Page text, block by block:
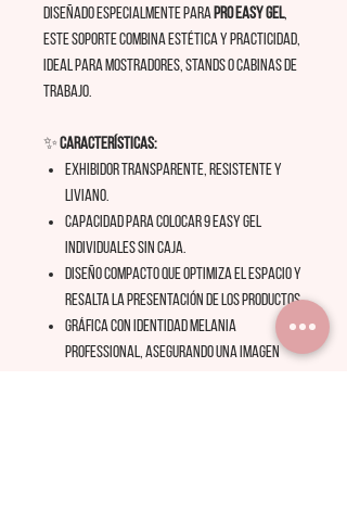
Diseñado especialmente paraPro EASY GEL,
este soporte combina estética y practicidad,
ideal para mostradores, stands o cabinas de
trabajo.
✨Características:
Exhibidor transparente, resistente y
liviano.
Capacidad para colocar 9 Easy Gel
individuales sin caja.
Diseño compacto que optimiza el espacio y
resalta la presentación de los productos.
Gráfica con identidad Melania
Professional, asegurando una imagen